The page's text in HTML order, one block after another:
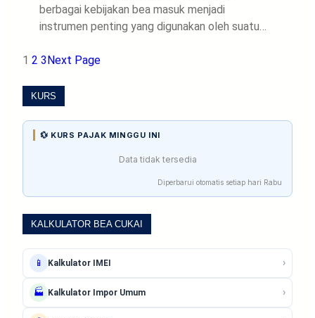
berbagai kebijakan bea masuk menjadi
instrumen penting yang digunakan oleh suatu…
1 2 3Next Page
KURS
💱 KURS PAJAK MINGGU INI
Data tidak tersedia
Diperbarui otomatis setiap hari Rabu
KALKULATOR BEA CUKAI
📱 Kalkulator IMEI ›
🏭 Kalkulator Impor Umum ›